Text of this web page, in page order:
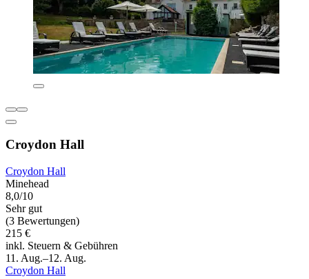
Croydon Hall
Croydon Hall
Minehead
8,0/10
Sehr gut
(3 Bewertungen)
215 €
inkl. Steuern & Gebühren
11. Aug.–12. Aug.
Croydon Hall